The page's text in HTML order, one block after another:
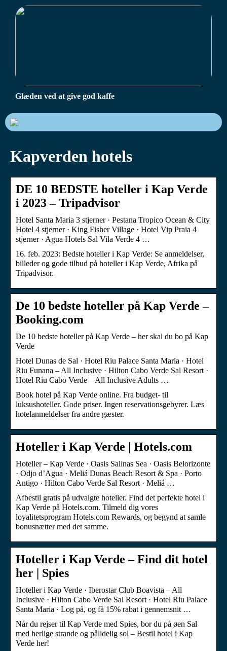
Glæden ved at give god kaffe
Kapverden hotels
DE 10 BEDSTE hoteller i Kap Verde
i 2023 – Tripadvisor
Hotel Santa Maria 3 stjerner · Pestana Tropico Ocean & City
Hotel 4 stjerner · King Fisher Village · Hotel Vip Praia 4
stjerner · Agua Hotels Sal Vila Verde 4 …
16. feb. 2023: Bedste hoteller i Kap Verde: Se anmeldelser,
billeder og gode tilbud på hoteller i Kap Verde, Afrika på
Tripadvisor.
De 10 bedste hoteller på Kap Verde –
Booking.com
De 10 bedste hoteller på Kap Verde – her skal du bo på Kap
Verde
Hotel Dunas de Sal · Hotel Riu Palace Santa Maria · Hotel
Riu Funana – All Inclusive · Hilton Cabo Verde Sal Resort ·
Hotel Riu Cabo Verde – All Inclusive Adults …
Book hotel på Kap Verde online. Fra budget- til
luksushoteller. Gode priser. Ingen reservationsgebyrer. Læs
hotelanmeldelser fra andre gæster.
Hoteller i Kap Verde | Hotels.com
Hoteller – Kap Verde · Oasis Salinas Sea · Oasis Belorizonte
· Odjo d’Agua · Meliá Dunas Beach Resort & Spa · Porto
Antigo · Hilton Cabo Verde Sal Resort · Meliá …
Afbestil gratis på udvalgte hoteller. Find det perfekte hotel i
Kap Verde på Hotels.com. Tilmeld dig vores
loyalitetsprogram Hotels.com Rewards, og begynd at samle
bonusnætter med det samme.
Hoteller i Kap Verde – Find dit hotel
her | Spies
Hoteller i Kap Verde · Iberostar Club Boavista – All
Inclusive · Hilton Cabo Verde Sal Resort · Hotel Riu Palace
Santa Maria · Log på, og få 15% rabat i gennemsnit …
Når du rejser til Kap Verde med Spies, bor du på øen Sal
med herlige strande og pålidelig sol – Bestil hotel i Kap
Verde her!